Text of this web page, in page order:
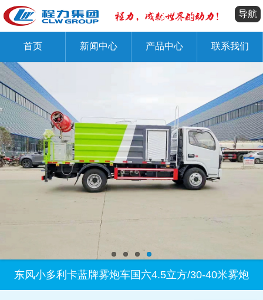
导航
首页 新闻中心 产品中心 联系我们
东风小多利卡蓝牌雾炮车国六4.5立方/30-40米雾炮